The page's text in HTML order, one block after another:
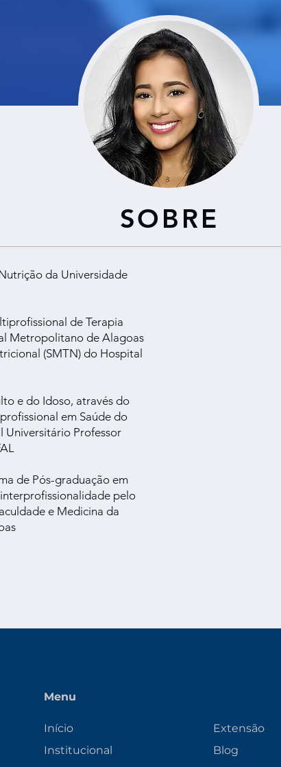
SOBRE
da Universidade
de Terapia
Metropolitano de Alagoas
(SMTN) do Hospital
e do Idoso, através do
em Saúde do
Professor
de Pós-graduação em
pelo
e Medicina da
Menu
Início
Institucional
Extensão
Blog